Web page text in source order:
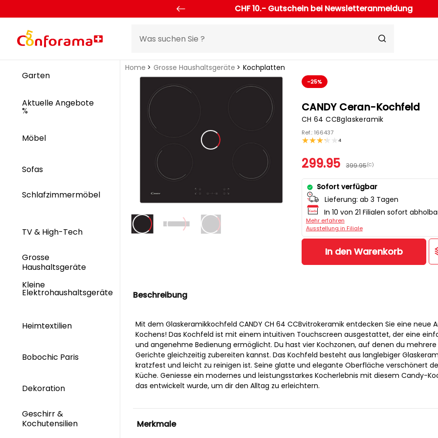
CHF 10.- Gutschein bei Newsletteranmeldung
Garten
Aktuelle Angebote
%
Möbel
Sofas
Schlafzimmermöbel
TV & High-Tech
Grosse
Haushaltsgeräte
Kleine
Elektrohaushaltsgeräte
Heimtextilien
Bobochic Paris
Dekoration
Geschirr &
Kochutensilien
Home Grosse Haushaltsgeräte Kochplatten
-25%
CANDY Ceran-Kochfeld
CH 64 CCBglaskeramik
Ref.: 166437
4
299.95 399.95(C)
Sofort verfügbar
Lieferung: ab 3 Tagen
In 10 von 21 Filialen sofort
Mehr erfahren
Ausstellung in Filiale
In den Warenkorb
Beschreibung
Mit dem Glaskeramikkochfeld CANDY CH 64 CCBvitrokeramik entdecken Sie eine neue
Kochens! Das Kochfeld ist mit einem intuitiven Touchscreen ausgestattet, der eine
und angenehme Bedienung ermöglicht. Du hast vier Kochzonen, auf denen du mehrere
Gerichte gleichzeitig zubereiten kannst. Das Kochfeld besteht aus langlebiger
kratzfest und leicht zu reinigen ist. Seine glatte und elegante Oberfläche verschönert
Küche. Geniesse ein modernes und leistungsstarkes Kocherlebnis mit diesem Candy-
das entwickelt wurde, um dir den Alltag zu erleichtern.
Merkmale